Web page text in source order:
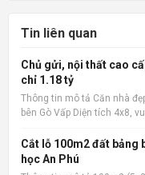
Tin liên quan
Chủ gửi, nội thất cao
chỉ 1.18 tỷ
Thông tin mô tả Căn nhà
bên Gò Vấp Diện tích 4x8,
công rộng, sân phơi. Giá
Cắt lỗ 100m2 đất bảng
học An Phú